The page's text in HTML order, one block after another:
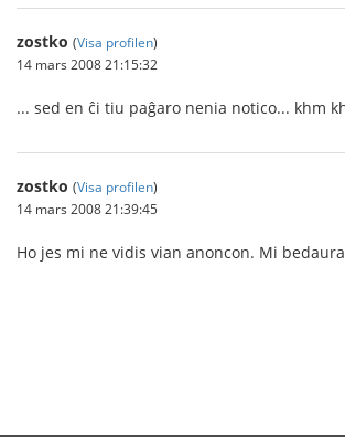
zostko (Visa profilen)
14 mars 2008 21:15:32
... sed en ĉi tiu paĝaro nenia notico... khm
zostko (Visa profilen)
14 mars 2008 21:39:45
Ho jes mi ne vidis vian anoncon. Mi